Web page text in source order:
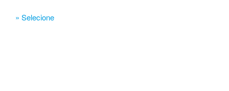
» Selecione